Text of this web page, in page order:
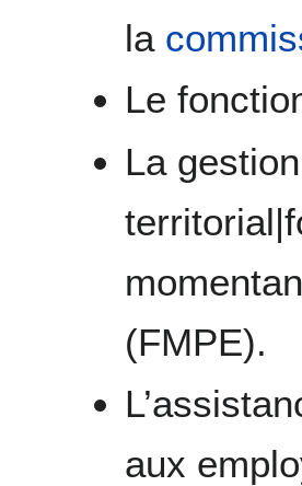
la
Le
La
(FMPE).
aux